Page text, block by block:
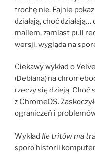
trochę nie. Fajnie
działają, choć
mailem, zamiast pull
wersji, wygląda na
Ciekawy wykład o
(Debiana) na
rzeczy się dzieją. Choć
z ChromeOS.
ograniczeń i
Wykład Ile tritów ma
sporo historii